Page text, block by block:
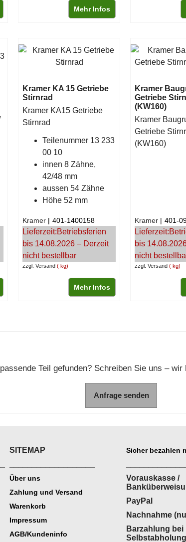
Mehr Infos
Kramer KA 15 Getriebe
Stirnrad
Kramer KA15 Getriebe
Stirnrad
Teilenummer 13 233
00 10
innen 8 Zähne,
42/48 mm
aussen 54 Zähne
Höhe 52 mm
zzgl. Versand kg
Kramer 401-1400158
Lieferzeit:Betriebsferien
bis 14.08.2026 – Derzeit
nicht bestellbar
Mehr Infos
Kramer
Getriebe
(KW160)
Kramer
Getriebe
(KW160)
zzgl. Versand kg
Kramer 401-
Lieferzeit:
bis
nicht
Teil gefunden? Schreiben Sie uns –
Anfrage senden
SITEMAP
Über uns
Zahlung und Versand
Warenkorb
Impressum
AGB/Kundeninfo
Sicher bezahlen
Vorauskasse /
PayPal
Nachnahme
Barzahlung bei